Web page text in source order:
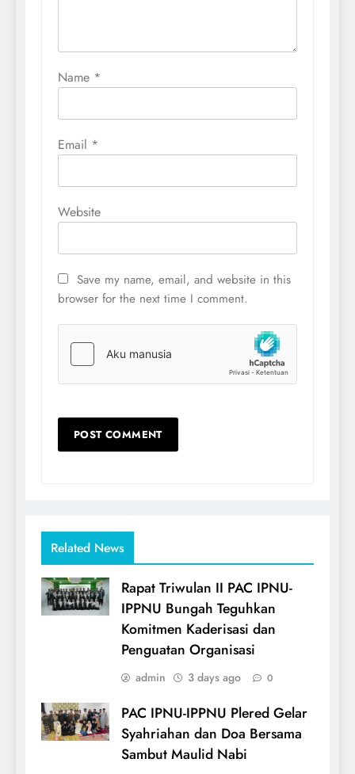
Name *
Email *
Website
Save my name, email, and website in this
browser for the next time I comment.
Related News
Rapat Triwulan II PAC IPNU-
IPPNU Bungah Teguhkan
Komitmen Kaderisasi dan
Penguatan Organisasi
admin 3 days ago 0
PAC IPNU-IPPNU Plered Gelar
Syahriahan dan Doa Bersama
Sambut Maulid Nabi